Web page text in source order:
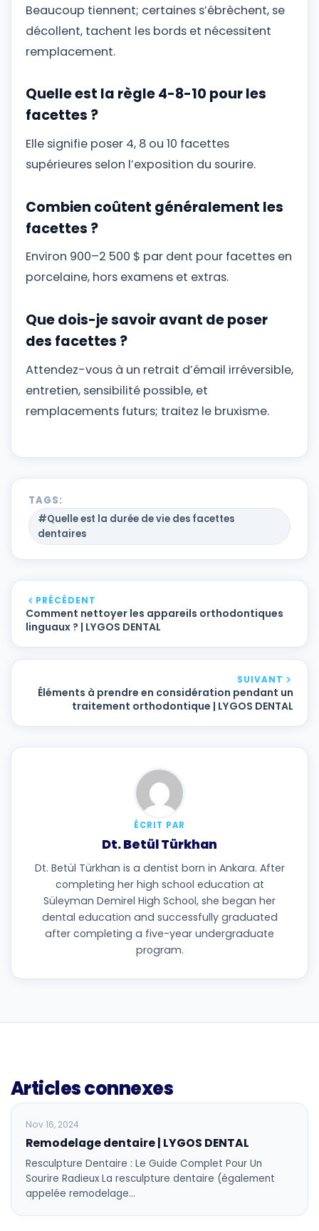
Beaucoup tiennent; certaines s’ébrèchent, se
décollent, tachent les bords et nécessitent
remplacement.
Quelle est la règle 4-8-10 pour les
facettes ?
Elle signifie poser 4, 8 ou 10 facettes
supérieures selon l’exposition du sourire.
Combien coûtent généralement les
facettes ?
Environ 900–2 500 $ par dent pour facettes en
porcelaine, hors examens et extras.
Que dois-je savoir avant de poser
des facettes ?
Attendez-vous à un retrait d’émail irréversible,
entretien, sensibilité possible, et
remplacements futurs; traitez le bruxisme.
TAGS:
#Quelle est la durée de vie des facettes
dentaires
PRÉCÉDENT
Comment nettoyer les appareils orthodontiques
linguaux ? | LYGOS DENTAL
SUIVANT
Éléments à prendre en considération pendant un
traitement orthodontique | LYGOS DENTAL
ÉCRIT PAR
Dt. Betül Türkhan
Dt. Betül Türkhan is a dentist born in Ankara. After
completing her high school education at
Süleyman Demirel High School, she began her
dental education and successfully graduated
after completing a five-year undergraduate
program.
Articles connexes
BLOG
Nov 16, 2024
Remodelage dentaire | LYGOS DENTAL
Resculpture Dentaire : Le Guide Complet Pour Un
Sourire Radieux La resculpture dentaire (également
appelée remodelage…